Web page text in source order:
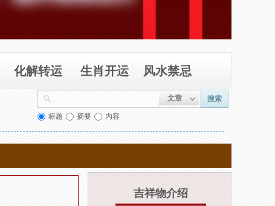
化解转运 生肖开运 风水禁忌
文章 搜索
标题 摘要 内容
吉祥物介绍